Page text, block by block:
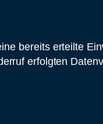
bereits erteilte
erfolgten